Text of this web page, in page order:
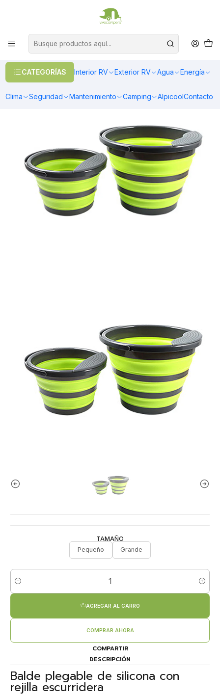
CATEGORÍAS Interior RV Exterior RV Agua Energía
Clima Seguridad Mantenimiento Camping AlpicoolContacto
OFERTAS EN CALEFACCIÓN DIESEL
Balde plegable verde con rejilla
TAMAÑO
Pequeño
Grande
Cantidad
AGREGAR AL CARRO
COMPRAR AHORA
COMPARTIR
DESCRIPCIÓN
Balde plegable de silicona con
rejilla escurridera